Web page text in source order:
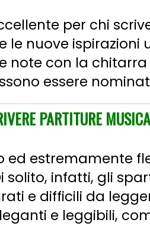
per chi
le nuove ispirazioni
note con la
essere
PARTITURE
estremamente
solito, infatti, gli
e difficili da
e leggibili,